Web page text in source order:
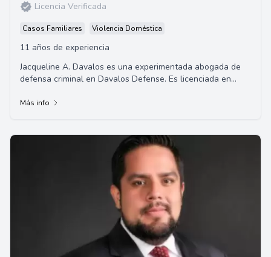
Licencia Verificada
Casos Familiares Violencia Doméstica
11 años de experiencia
Jacqueline A. Davalos es una experimentada abogada de
defensa criminal en Davalos Defense. Es licenciada en
Más info